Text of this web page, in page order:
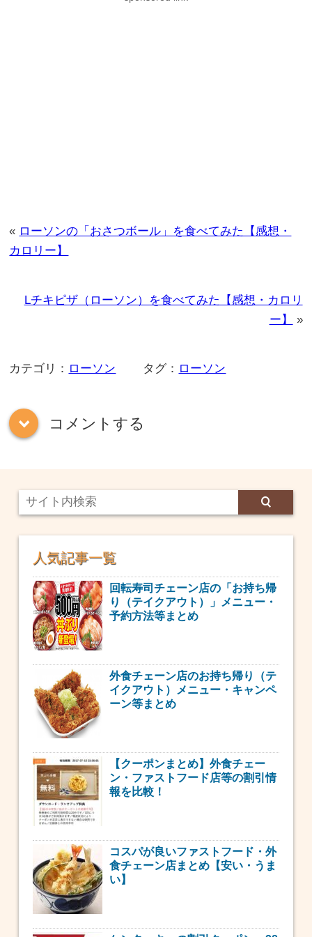
« ローソンの「おさつボール」を食べてみた【感想・
カロリー】
Lチキピザ（ローソン）を食べてみた【感想・カロリ
ー】
»
カテゴリ： ローソン タグ： ローソン
down コメントする
人気記事一覧
回転寿司チェーン店の「お持ち帰
り（テイクアウト）」メニュー・
予約方法等まとめ
外食チェーン店のお持ち帰り（テ
イクアウト）メニュー・キャンペ
ーン等まとめ
【クーポンまとめ】外食チェー
ン・ファストフード店等の割引情
報を比較！
コスパが良いファストフード・外
食チェーン店まとめ【安い・うま
い】